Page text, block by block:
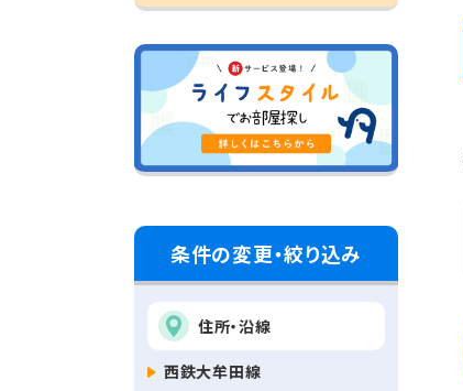
条件の変更・絞り込み
住所・沿線
西鉄大牟田線